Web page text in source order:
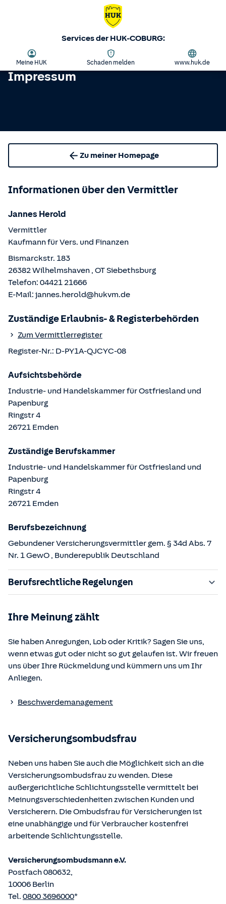
Services der HUK-COBURG:
Meine HUK Schaden melden www.huk.de
Impressum
Zu meiner Homepage
Informationen über den Vermittler
Jannes Herold
Vermittler
Kaufmann für Vers. und Finanzen
Bismarckstr. 183
26382Wilhelmshaven , OTSiebethsburg
Telefon: 04421 21666
E-Mail: jannes.herold@hukvm.de
Zuständige Erlaubnis- & Registerbehörden
Zum Vermittlerregister
Register-Nr.: D-PY1A-QJCYC-08
Aufsichtsbehörde
Industrie- und Handelskammer für Ostfriesland und
Papenburg
Ringstr4
26721 Emden
Zuständige Berufskammer
Industrie- und Handelskammer für Ostfriesland und
Papenburg
Ringstr4
26721 Emden
Berufsbezeichnung
Gebundener Versicherungsvermittler gem. § 34d Abs. 7
Nr. 1 GewO , Bunderepublik Deutschland
Berufsrechtliche Regelungen
§§ 59 – 68 Gesetz über den Versicherungsvertrag
§ 48b Versicherungsaufsichtsgesetz (VAG)
Verordnung über die Versicherungsvermittlung und -
Die berufsrechtlichen Regelungen können über die vom
eingesehen und abgerufen werden.
Ihre Meinung zählt
Sie haben Anregungen, Lob oder Kritik? Sagen Sie uns,
wenn etwas gut oder nicht so gut gelaufen ist. Wir freuen
uns über Ihre Rückmeldung und kümmern uns um Ihr
Anliegen.
Beschwerdemanagement
Versicherungsombudsfrau
Neben uns haben Sie auch die Möglichkeit sich an die
Versicherungsombudsfrau zu wenden. Diese
außergerichtliche Schlichtungsstelle vermittelt bei
Meinungsverschiedenheiten zwischen Kunden und
Versicherern. Die Ombudsfrau für Versicherungen ist
eine unabhängige und für Verbraucher kostenfrei
arbeitende Schlichtungsstelle.
Versicherungsombudsmann e.V.
Postfach 080632,
10006 Berlin
Tel. 0800 3696000*